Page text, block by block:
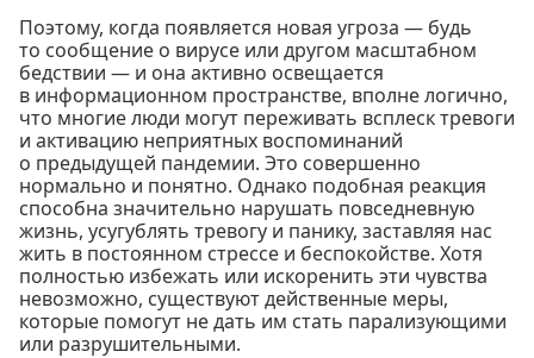
Поэтому, когда появляется новая угроза — будь
то сообщение о вирусе или другом масштабном
бедствии — и она активно освещается
в информационном пространстве, вполне логично,
что многие люди могут переживать всплеск тревоги
и активацию неприятных воспоминаний
о предыдущей пандемии. Это совершенно
нормально и понятно. Однако подобная реакция
способна значительно нарушать повседневную
жизнь, усугублять тревогу и панику, заставляя нас
жить в постоянном стрессе и беспокойстве. Хотя
полностью избежать или искоренить эти чувства
невозможно, существуют действенные меры,
которые помогут не дать им стать парализующими
или разрушительными.